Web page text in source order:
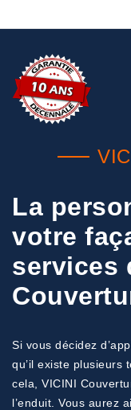
La
votre
services
Si vous décidez
qu’il existe plusieurs
cela, VICINI
l’enduit. Vous aurez